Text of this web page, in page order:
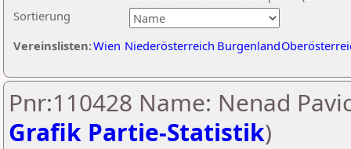
Sortierung
Vereinslisten:Wien Niederösterreich Burgenland
Pnr:110428 Name: Nenad
Grafik Partie-Statistik)